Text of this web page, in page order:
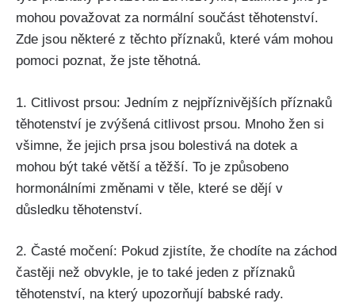
mohou považovat za normální součást těhotenství.
Zde jsou některé ⁢z těchto příznaků, které vám mohou
pomoci poznat,⁤ že​ jste těhotná.
1. Citlivost ‍prsou: Jedním z nejpříznivějších příznaků
těhotenství ​je zvýšená ⁤citlivost prsou. Mnoho‍ žen ⁣si
všimne, že jejich​ prsa jsou bolestivá na dotek a
mohou být také větší ⁣a těžší. To je způsobeno
hormonálními změnami v těle, ‍které se dějí v
důsledku těhotenství.
2. Časté močení: Pokud zjistíte, ⁣že chodíte na záchod
častěji než obvykle, je‍ to také‌ jeden z příznaků
těhotenství, na který upozorňují babské rady.⁣